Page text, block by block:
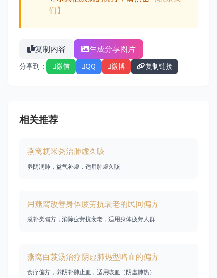
们】
复制内容 生成分享图片
分享到： 微信 QQ 微博 复制链接
相关推荐
燕窝粳米粥治肺虚久咳
养阴润肺，益气补虚，适用肺虚久咳
用燕窝改善身体疲劳抗衰老的民间偏方
滋补类偏方，消除疲劳抗衰老，适用身体疲劳人群
燕窝白芨汤治疗阴虚肺热型咯血的偏方
食疗偏方，养阴补肺止血，适用咳血（阴虚肺热）